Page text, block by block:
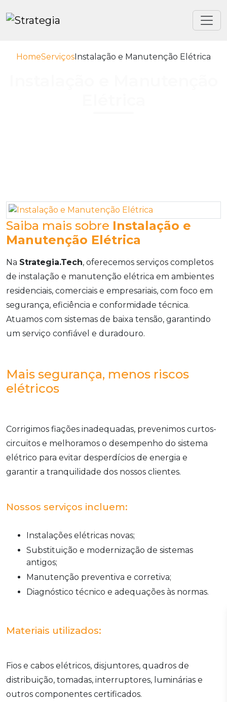
HomeServiçosInstalação e Manutenção Elétrica
Saiba mais sobre Instalação e
Manutenção Elétrica
Na Strategia.Tech, oferecemos serviços completos
de instalação e manutenção elétrica em ambientes
residenciais, comerciais e empresariais, com foco em
segurança, eficiência e conformidade técnica.
Atuamos com sistemas de baixa tensão, garantindo
um serviço confiável e duradouro.
Mais segurança, menos riscos
elétricos
Corrigimos fiações inadequadas, prevenimos curtos-
circuitos e melhoramos o desempenho do sistema
elétrico para evitar desperdícios de energia e
garantir a tranquilidade dos nossos clientes.
Nossos serviços incluem:
Instalações elétricas novas;
Substituição e modernização de sistemas
antigos;
Manutenção preventiva e corretiva;
Diagnóstico técnico e adequações às normas.
Materiais utilizados:
Fios e cabos elétricos, disjuntores, quadros de
distribuição, tomadas, interruptores, luminárias e
outros componentes certificados.